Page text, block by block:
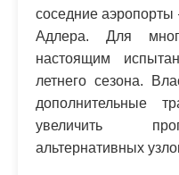
соседние
Адлера. Для
настоящим
летнего сезона.
дополнительные
увеличить
альтернативных